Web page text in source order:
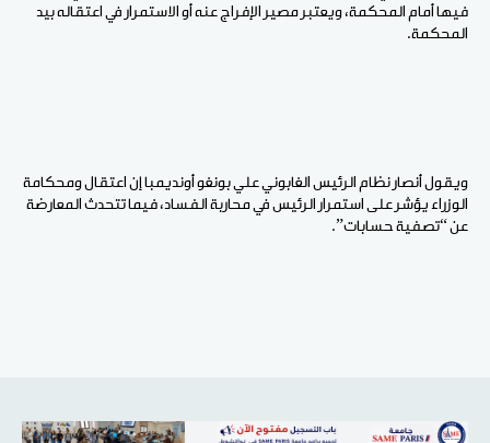
فيها أمام المحكمة، ويعتبر مصير الإفراج عنه أو الاستمرار في اعتقاله بيد
المحكمة.
ويقول أنصار نظام الرئيس الغابوني علي بونغو أونديمبا إن اعتقال ومحكامة
الوزراء يؤشر على استمرار الرئيس في محاربة الفساد، فيما تتحدث المعارضة
عن “تصفية حسابات”.